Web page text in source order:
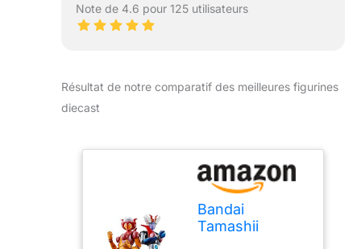
Note de 4.6 pour 125 utilisateurs
Résultat de notre comparatif des meilleures figurines
diecast
Bandai
Tamashii